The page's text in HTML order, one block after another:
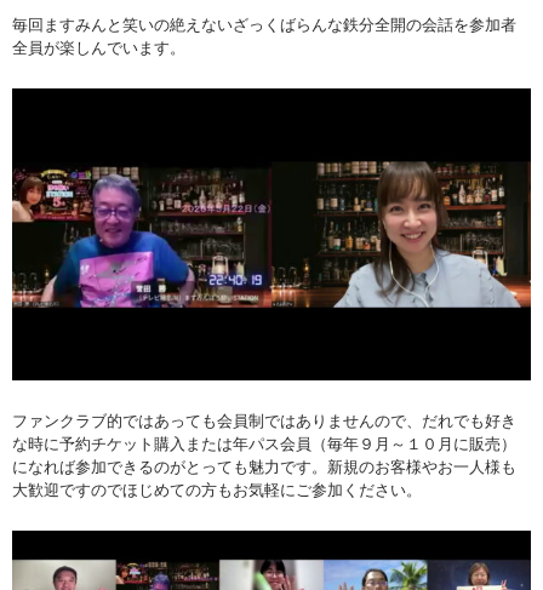
毎回ますみんと笑いの絶えないざっくばらんな鉄分全開の会話を参加者
全員が楽しんでいます。
ファンクラブ的ではあっても会員制ではありませんので、だれでも好き
な時に予約チケット購入または年パス会員（毎年９月～１０月に販売）
になれば参加できるのがとっても魅力です。新規のお客様やお一人様も
大歓迎ですのでほじめての方もお気軽にご参加ください。